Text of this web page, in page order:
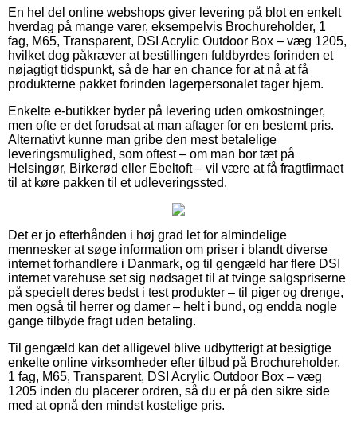
En hel del online webshops giver levering på blot en enkelt
hverdag på mange varer, eksempelvis Brochureholder, 1
fag, M65, Transparent, DSI Acrylic Outdoor Box – væg 1205,
hvilket dog påkræver at bestillingen fuldbyrdes forinden et
nøjagtigt tidspunkt, så de har en chance for at nå at få
produkterne pakket forinden lagerpersonalet tager hjem.
Enkelte e-butikker byder på levering uden omkostninger,
men ofte er det forudsat at man aftager for en bestemt pris.
Alternativt kunne man gribe den mest betalelige
leveringsmulighed, som oftest – om man bor tæt på
Helsingør, Birkerød eller Ebeltoft – vil være at få fragtfirmaet
til at køre pakken til et udleveringssted.
Det er jo efterhånden i høj grad let for almindelige
mennesker at søge information om priser i blandt diverse
internet forhandlere i Danmark, og til gengæld har flere DSI
internet varehuse set sig nødsaget til at tvinge salgspriserne
på specielt deres bedst i test produkter – til piger og drenge,
men også til herrer og damer – helt i bund, og endda nogle
gange tilbyde fragt uden betaling.
Til gengæld kan det alligevel blive udbytterigt at besigtige
enkelte online virksomheder efter tilbud på Brochureholder,
1 fag, M65, Transparent, DSI Acrylic Outdoor Box – væg
1205 inden du placerer ordren, så du er på den sikre side
med at opnå den mindst kostelige pris.